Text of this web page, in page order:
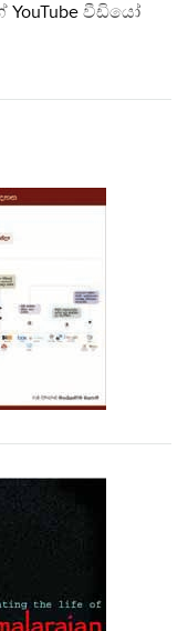
YouTube වීඩියෝ